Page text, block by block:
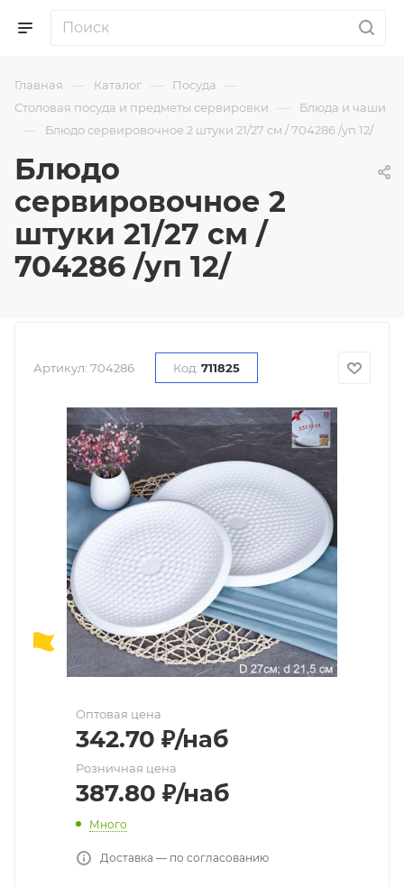
Главная — Каталог — Посуда —
Столовая посуда и предметы сервировки — Блюда и чаши
— Блюдо сервировочное 2 штуки 21/27 см / 704286 /уп 12/
Блюдо
сервировочное 2
штуки 21/27 см /
704286 /уп 12/
Артикул: 704286 Код: 711825
Оптовая цена
342.70 ₽/наб
Розничная цена
387.80 ₽/наб
Много
Доставка — по согласованию